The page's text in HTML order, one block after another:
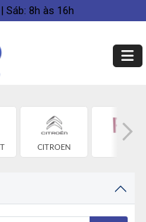
Sáb: 8h às 16h
CITROEN